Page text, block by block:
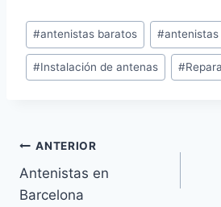
Etiquetas
de
la
#antenistas baratos #
#Instalación de antenas #
Navegación
de
ANTERIOR
Antenistas en
Barcelona